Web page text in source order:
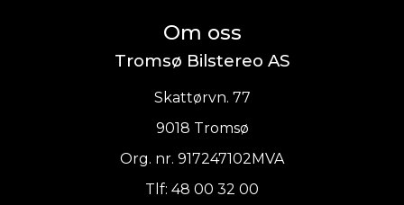
Om oss
Tromsø Bilstereo AS
Skattørvn. 77
9018 Tromsø
Org. nr. 917247102MVA
Tlf: 48 00 32 00